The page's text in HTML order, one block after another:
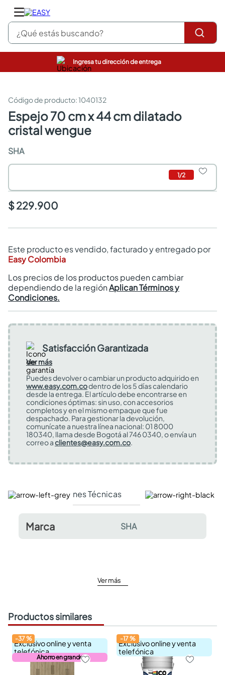
¿Qué estás buscando?
Ingresa tu dirección de entrega
:1040132
espejo 70 cm x 44 cm dilatado
cristal wengue
SHA
1/2
$ 229.900
Este producto es vendido, facturado y entregado por
Easy Colombia
Los precios de los productos pueden cambiar
dependiendo de la regiónAplican Términos y
Condiciones.
Satisfacción Garantizada
Ver más
Puedes devolver o cambiar un producto adquirido en
www.easy.com.codentro de los 5 días calendario
desde la entrega. El artículo debe encontrarse en
condiciones óptimas: sin uso, con accesorios
completos y en el mismo empaque que fue
despachado. Para gestionar la devolución,
comunícate a nuestra línea nacional: 01 8000
180340, llama desde Bogotá al 746 0340, o envía un
correo aclientes@easy.com.co.
Especificaciones Técnicas Comentarios y
Marca SHA
Ver más
Productos similares
Exclusivo online y venta
telefónica
Ahorro en grande
-37%
Exclusivo online y venta
telefónica
-17%
pinturas
sanitarios
comedor
escritorio
comedores
armarios closet